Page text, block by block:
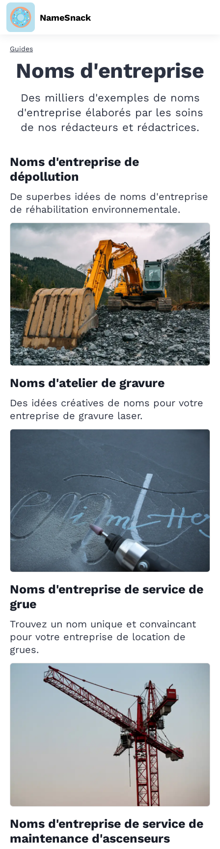
NameSnack
Guides
Noms d'entreprise
Des milliers d'exemples de noms
d'entreprise élaborés par les soins
de nos rédacteurs et rédactrices.
Noms d'entreprise de
dépollution
De superbes idées de noms d'entreprise
de réhabilitation environnementale.
Noms d'atelier de gravure
Des idées créatives de noms pour votre
entreprise de gravure laser.
Noms d'entreprise de service de
grue
Trouvez un nom unique et convaincant
pour votre entreprise de location de
grues.
Noms d'entreprise de service de
maintenance d'ascenseurs